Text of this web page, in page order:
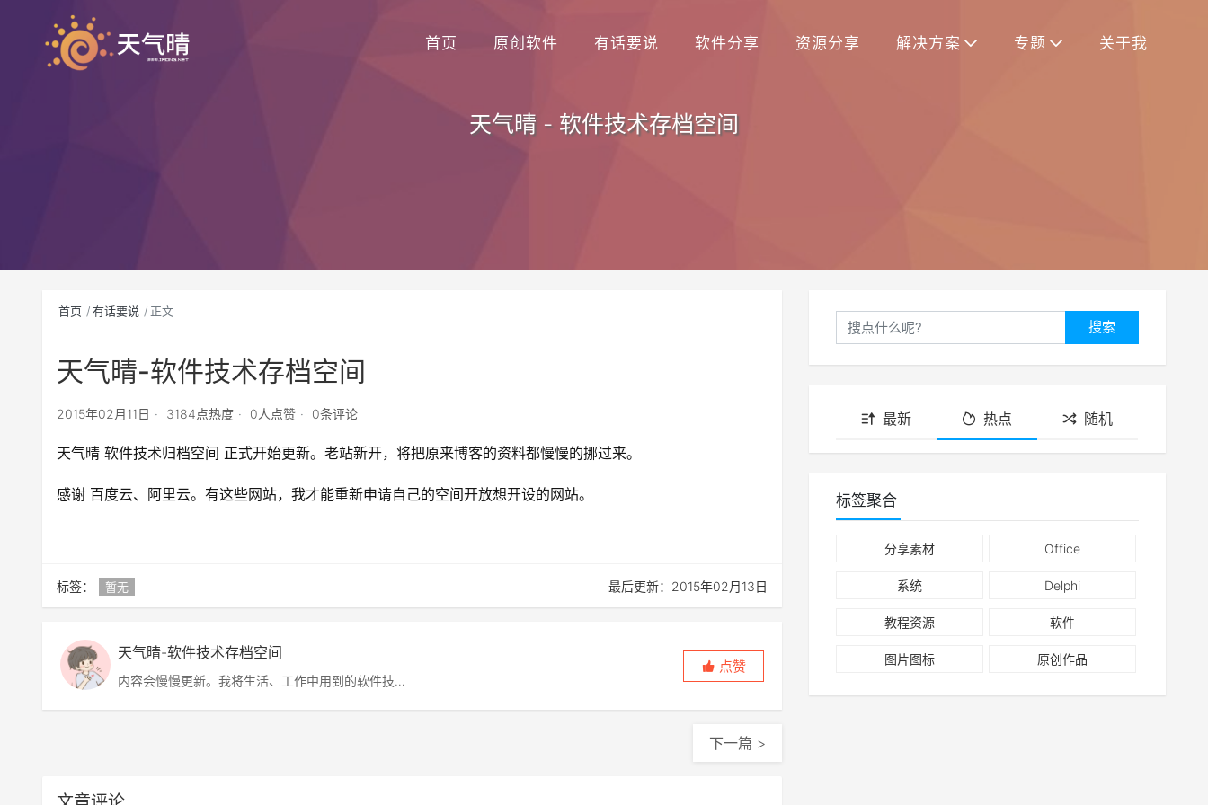
首页 原创软件 有话要说 软件分享 资源分享 解决方案 专题 关于我
天气晴 - 软件技术存档空间
首页 有话要说 正文
天气晴-软件技术存档空间
2015年02月11日 3184点热度 0人点赞 0条评论
天气晴 软件技术归档空间 正式开始更新。老站新开，将把原来博客的资料都慢慢的挪过来。
感谢 百度云、阿里云。有这些网站，我才能重新申请自己的空间开放想开设的网站。
标签： 暂无 最后更新：2015年02月13日
天气晴-软件技术存档空间
内容会慢慢更新。我将生活、工作中用到的软件技
点赞
下一篇 >
搜索
最新 热点 随机
标签聚合
分享素材 Office
系统 Delphi
教程资源 软件
图片图标 原创作品